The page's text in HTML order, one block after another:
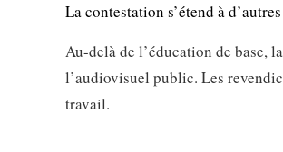
La contestation s’étend à
Au-delà de l’éducation de base,
l’audiovisuel public. Les
travail.